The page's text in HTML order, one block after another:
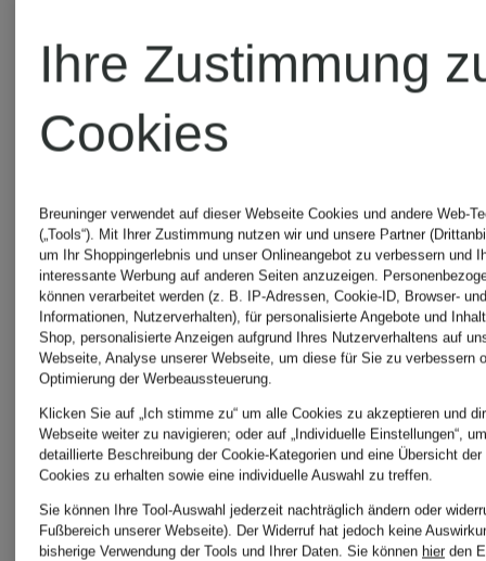
HUGO
Kleid
KABILA
139,99 €
Bestpreis:
127,49 €
Ursprünglich:
249 €
NORMA
Satinkleid
529,99 €
Ihre Zustimmung
Cookies
Breuninger verwendet auf dieser Webseite Cookies und andere Web-
(„Tools“). Mit Ihrer Zustimmung nutzen wir und unsere Partner
um Ihr Shoppingerlebnis und unser Onlineangebot zu verbessern und
interessante Werbung auf anderen Seiten anzuzeigen.
können verarbeitet werden (z. B. IP-Adressen, Cookie-ID, Browser-
Informationen, Nutzerverhalten), für personalisierte Angebote und
Shop, personalisierte Anzeigen aufgrund Ihres Nutzerverhaltens auf
Webseite, Analyse unserer Webseite, um diese für Sie zu verbessern
Optimierung der Werbeaussteuerung.
Klicken Sie auf „Ich stimme zu“ um alle Cookies zu akzeptieren und
Webseite weiter zu navigieren; oder auf „Individuelle Einstellungen“,
detaillierte Beschreibung der Cookie-Kategorien und eine Übersicht
Cookies zu erhalten sowie eine individuelle Auswahl zu treffen.
Sie können Ihre Tool-Auswahl jederzeit nachträglich ändern oder
Fußbereich unserer Webseite). Der Widerruf hat jedoch keine
bisherige Verwendung der Tools und Ihrer Daten. Sie können hier den